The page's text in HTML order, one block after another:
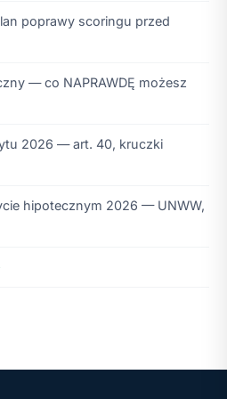
poprawy scoringu przed
— co NAPRAWDĘ możesz
2026 — art. 40, kruczki
hipotecznym 2026 — UNWW,